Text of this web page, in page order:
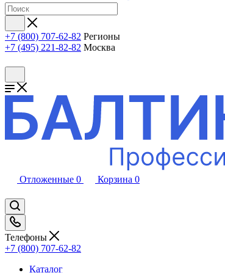
+7 (800) 707-62-82 Регионы
+7 (495) 221-82-82 Москва
Отложенные 0 Корзина 0
Телефоны
+7 (800) 707-62-82
Каталог